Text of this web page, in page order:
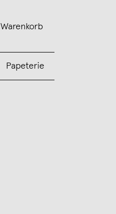
Warenkorb
Papeterie